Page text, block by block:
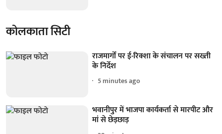
कोलकाता सिटी
राजमार्गों पर ई-रिक्शा के संचालन पर सख्ती
के निर्देश
5 minutes ago
भवानीपुर में भाजपा कार्यकर्ता से मारपीट और
मां से छेड़छाड़